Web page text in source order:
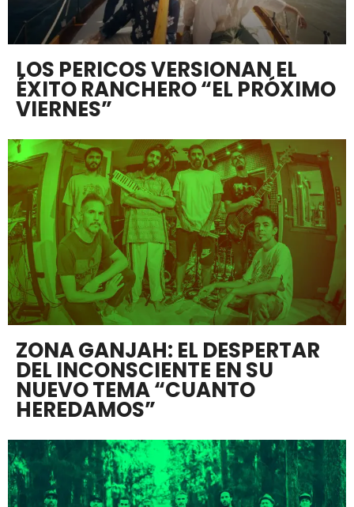
LOS PERICOS VERSIONAN EL
ÉXITO RANCHERO “EL PRÓXIMO
VIERNES”
ZONA GANJAH: EL DESPERTAR
DEL INCONSCIENTE EN SU
NUEVO TEMA “CUANTO
HEREDAMOS”